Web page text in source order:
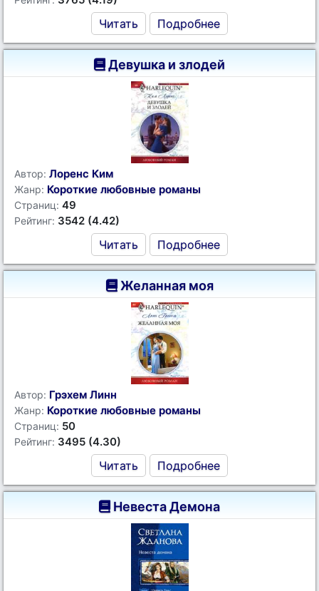
Читать Подробнее
Девушка и злодей
Автор: Лоренс Ким
Жанр: Короткие любовные романы
Страниц: 49
Рейтинг: 3542 (4.42)
Читать Подробнее
Желанная моя
Автор: Грэхем Линн
Жанр: Короткие любовные романы
Страниц: 50
Рейтинг: 3495 (4.30)
Читать Подробнее
Невеста Демона